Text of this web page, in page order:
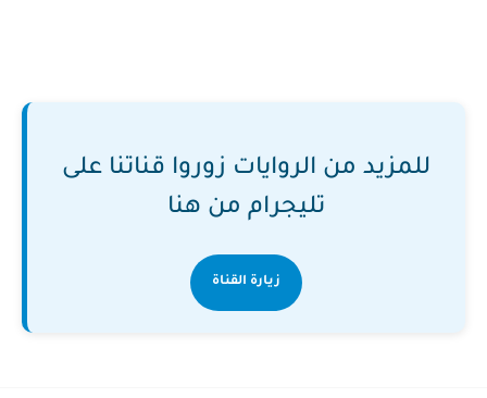
للمزيد من الروايات زوروا قناتنا على
تليجرام من هنا
زيارة القناة